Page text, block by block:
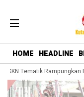
HOME HEADLINE
Tematik Rampungkan